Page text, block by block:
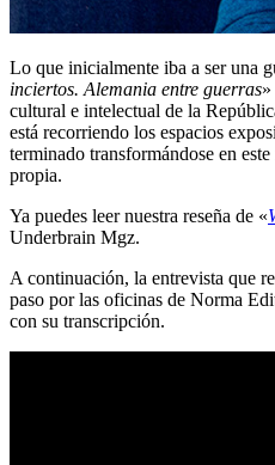
Lo que inicialmente iba a ser una
inciertos. Alemania entre guerras
cultural e intelectual de la
está recorriendo los espacios
terminado transformándose en
propia.
Ya puedes leer nuestra reseña de «
Underbrain Mgz.
A continuación, la entrevista que
paso por las oficinas de Norma
con su transcripción.